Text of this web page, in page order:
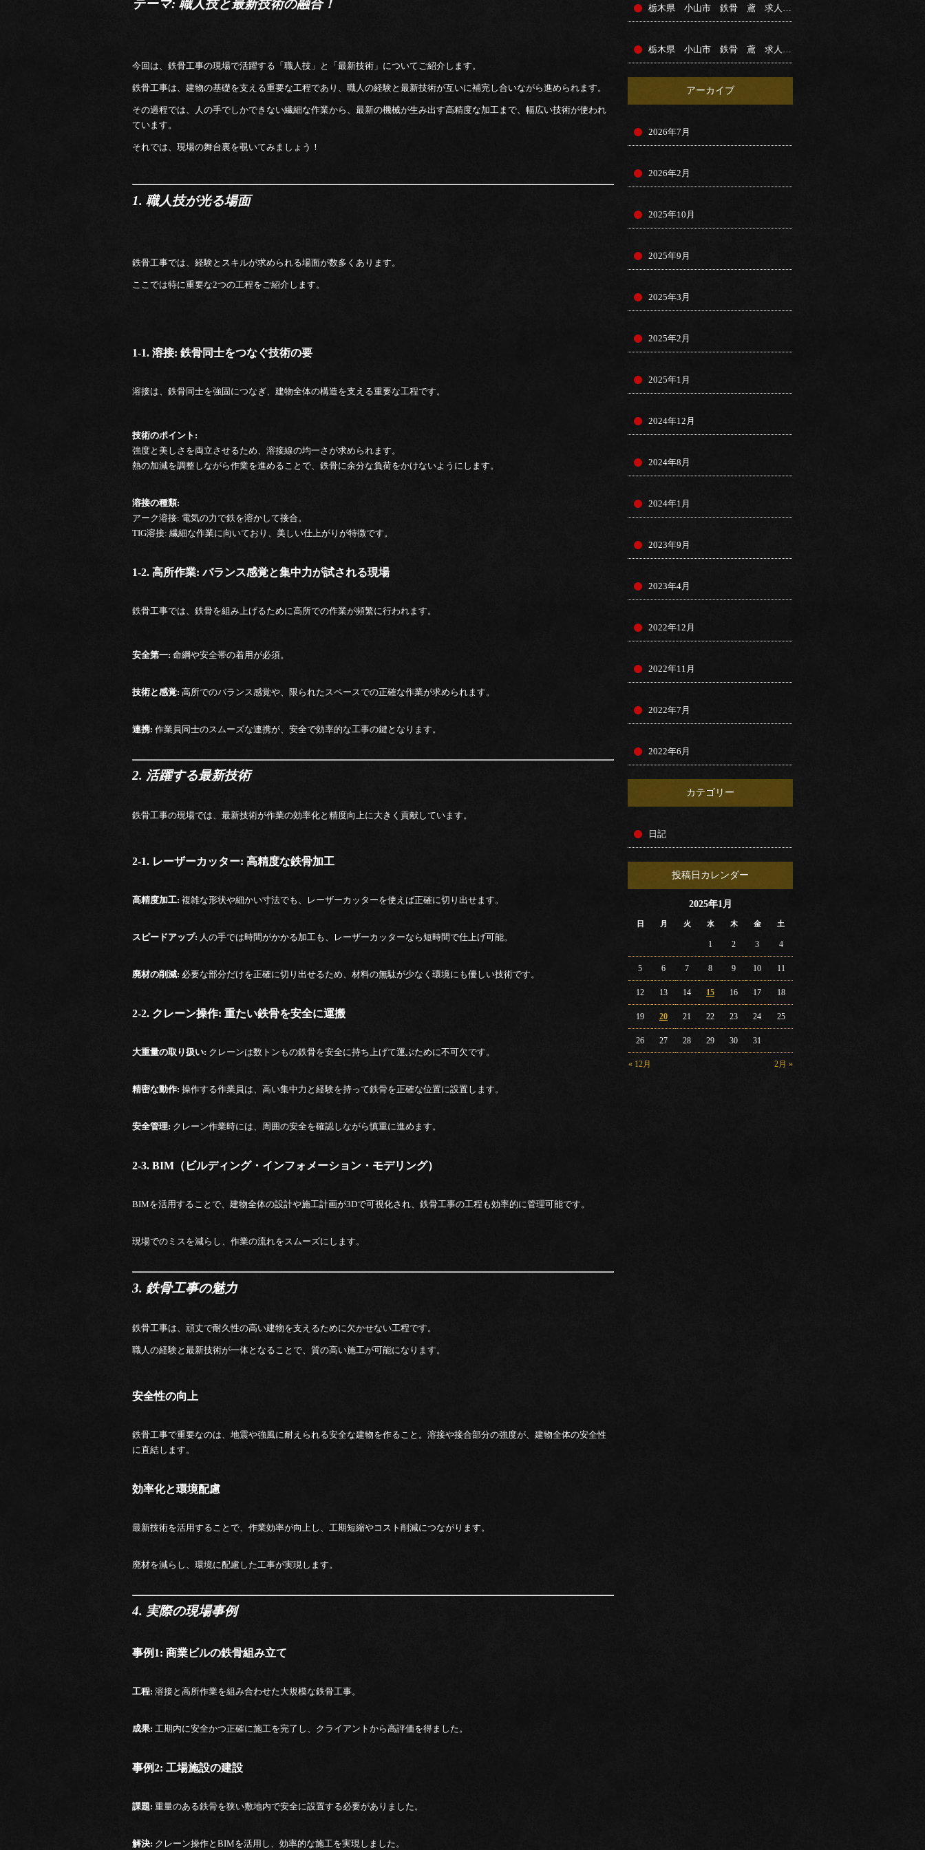
テーマ: 職人技と最新技術の融合！
今回は、鉄骨工事の現場で活躍する「職人技」と「最新技術」についてご紹介します。
鉄骨工事は、建物の基礎を支える重要な工程であり、職人の経験と最新技術が互いに補完し合いながら進められます。
その過程では、人の手でしかできない繊細な作業から、最新の機械が生み出す高精度な加工まで、幅広い技術が使われ
ています。
それでは、現場の舞台裏を覗いてみましょう！
1. 職人技が光る場面
鉄骨工事では、経験とスキルが求められる場面が数多くあります。
ここでは特に重要な2つの工程をご紹介します。
1-1. 溶接: 鉄骨同士をつなぐ技術の要
溶接は、鉄骨同士を強固につなぎ、建物全体の構造を支える重要な工程です。
技術のポイント:
強度と美しさを両立させるため、溶接線の均一さが求められます。
熱の加減を調整しながら作業を進めることで、鉄骨に余分な負荷をかけないようにします。
溶接の種類:
アーク溶接: 電気の力で鉄を溶かして接合。
TIG溶接: 繊細な作業に向いており、美しい仕上がりが特徴です。
1-2. 高所作業: バランス感覚と集中力が試される現場
鉄骨工事では、鉄骨を組み上げるために高所での作業が頻繁に行われます。
安全第一: 命綱や安全帯の着用が必須。
技術と感覚: 高所でのバランス感覚や、限られたスペースでの正確な作業が求められます。
連携: 作業員同士のスムーズな連携が、安全で効率的な工事の鍵となります。
2. 活躍する最新技術
鉄骨工事の現場では、最新技術が作業の効率化と精度向上に大きく貢献しています。
2-1. レーザーカッター: 高精度な鉄骨加工
高精度加工: 複雑な形状や細かい寸法でも、レーザーカッターを使えば正確に切り出せます。
スピードアップ: 人の手では時間がかかる加工も、レーザーカッターなら短時間で仕上げ可能。
廃材の削減: 必要な部分だけを正確に切り出せるため、材料の無駄が少なく環境にも優しい技術です。
2-2. クレーン操作: 重たい鉄骨を安全に運搬
大重量の取り扱い: クレーンは数トンもの鉄骨を安全に持ち上げて運ぶために不可欠です。
精密な動作: 操作する作業員は、高い集中力と経験を持って鉄骨を正確な位置に設置します。
安全管理: クレーン作業時には、周囲の安全を確認しながら慎重に進めます。
2-3. BIM（ビルディング・インフォメーション・モデリング）
BIMを活用することで、建物全体の設計や施工計画が3Dで可視化され、鉄骨工事の工程も効率的に管理可能です。
現場でのミスを減らし、作業の流れをスムーズにします。
3. 鉄骨工事の魅力
鉄骨工事は、頑丈で耐久性の高い建物を支えるために欠かせない工程です。
職人の経験と最新技術が一体となることで、質の高い施工が可能になります。
安全性の向上
鉄骨工事で重要なのは、地震や強風に耐えられる安全な建物を作ること。溶接や接合部分の強度が、建物全体の安全性
に直結します。
効率化と環境配慮
最新技術を活用することで、作業効率が向上し、工期短縮やコスト削減につながります。
廃材を減らし、環境に配慮した工事が実現します。
4. 実際の現場事例
事例1: 商業ビルの鉄骨組み立て
工程: 溶接と高所作業を組み合わせた大規模な鉄骨工事。
成果: 工期内に安全かつ正確に施工を完了し、クライアントから高評価を得ました。
事例2: 工場施設の建設
課題: 重量のある鉄骨を狭い敷地内で安全に設置する必要がありました。
解決: クレーン操作とBIMを活用し、効率的な施工を実現しました。
栃木県 小山市 鉄骨 鳶 求人募集
栃木県 小山市 鉄骨 鳶 求人募集
アーカイブ
2026年7月
2026年2月
2025年10月
2025年9月
2025年3月
2025年2月
2025年1月
2024年12月
2024年8月
2024年1月
2023年9月
2023年4月
2022年12月
2022年11月
2022年7月
2022年6月
カテゴリー
日記
投稿日カレンダー
2025年1月
日 月 火 水 木 金 土
« 12月 2月 »
1 2 3 4
5 6 7 8 9 10 11
12 13 14 15 16 17 18
19 20 21 22 23 24 25
26 27 28 29 30 31